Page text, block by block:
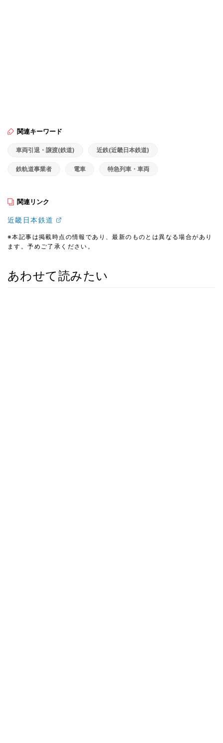
関連キーワード
車両引退・譲渡(鉄道) 近鉄(近畿日本鉄道)
鉄軌道事業者 電車 特急列車・車両
関連リンク
近畿日本鉄道
※本記事は掲載時点の情報であり、最新のものとは異なる場合があり
ます。予めご了承ください。
あわせて読みたい